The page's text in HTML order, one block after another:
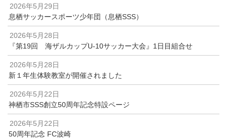
2026年5月29日
息栖サッカースポーツ少年団（息栖SSS）
2026年5月28日
『第19回 海ザルカップU-10サッカー大会』1日目組合せ
2026年5月28日
新１年生体験教室が開催されました
2026年5月22日
神栖市SSS創立50周年記念特設ページ
2026年5月22日
50周年記念 FC波崎